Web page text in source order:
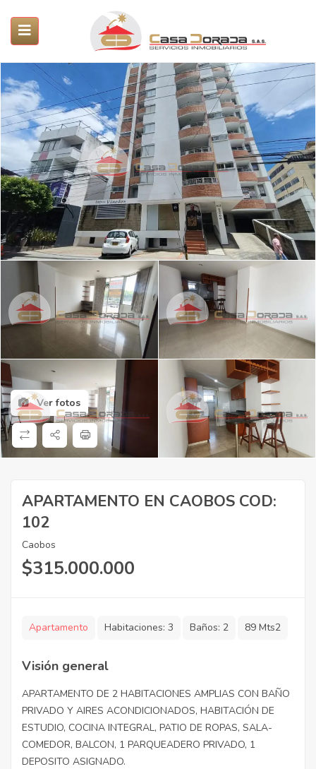
(Servicios)
(Propiedades)
(PROYECTOS)
(Nosotros)
Ver fotos
APARTAMENTO EN CAOBOS COD:
102
Caobos
$315.000.000
Apartamento Habitaciones: 3 Baños: 2 89 Mts2
Visión general
APARTAMENTO DE 2 HABITACIONES AMPLIAS CON BAÑO
PRIVADO Y AIRES ACONDICIONADOS, HABITACIÓN DE
ESTUDIO, COCINA INTEGRAL, PATIO DE ROPAS, SALA-
COMEDOR, BALCON, 1 PARQUEADERO PRIVADO, 1
DEPOSITO ASIGNADO.